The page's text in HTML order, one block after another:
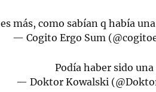
es más, como sabían q había
— Cogito Ergo Sum
Podía haber sido
— Doktor Kowalski